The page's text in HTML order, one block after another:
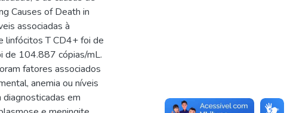
Causes of Death in
associadas à
linfócitos T CD4+ foi de
de 104.887 cópias/mL.
fatores associados
anemia ou níveis
em